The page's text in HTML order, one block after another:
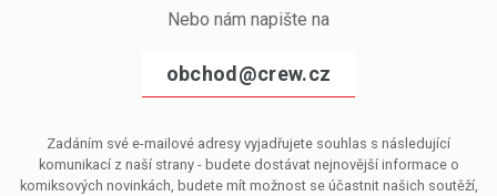
Nebo nám napište na
obchod@crew.cz
Zadáním své e-mailové adresy vyjadřujete souhlas s následující
komunikací z naší strany - budete dostávat nejnovější informace o
komiksových novinkách, budete mít možnost se účastnit našich soutěží,